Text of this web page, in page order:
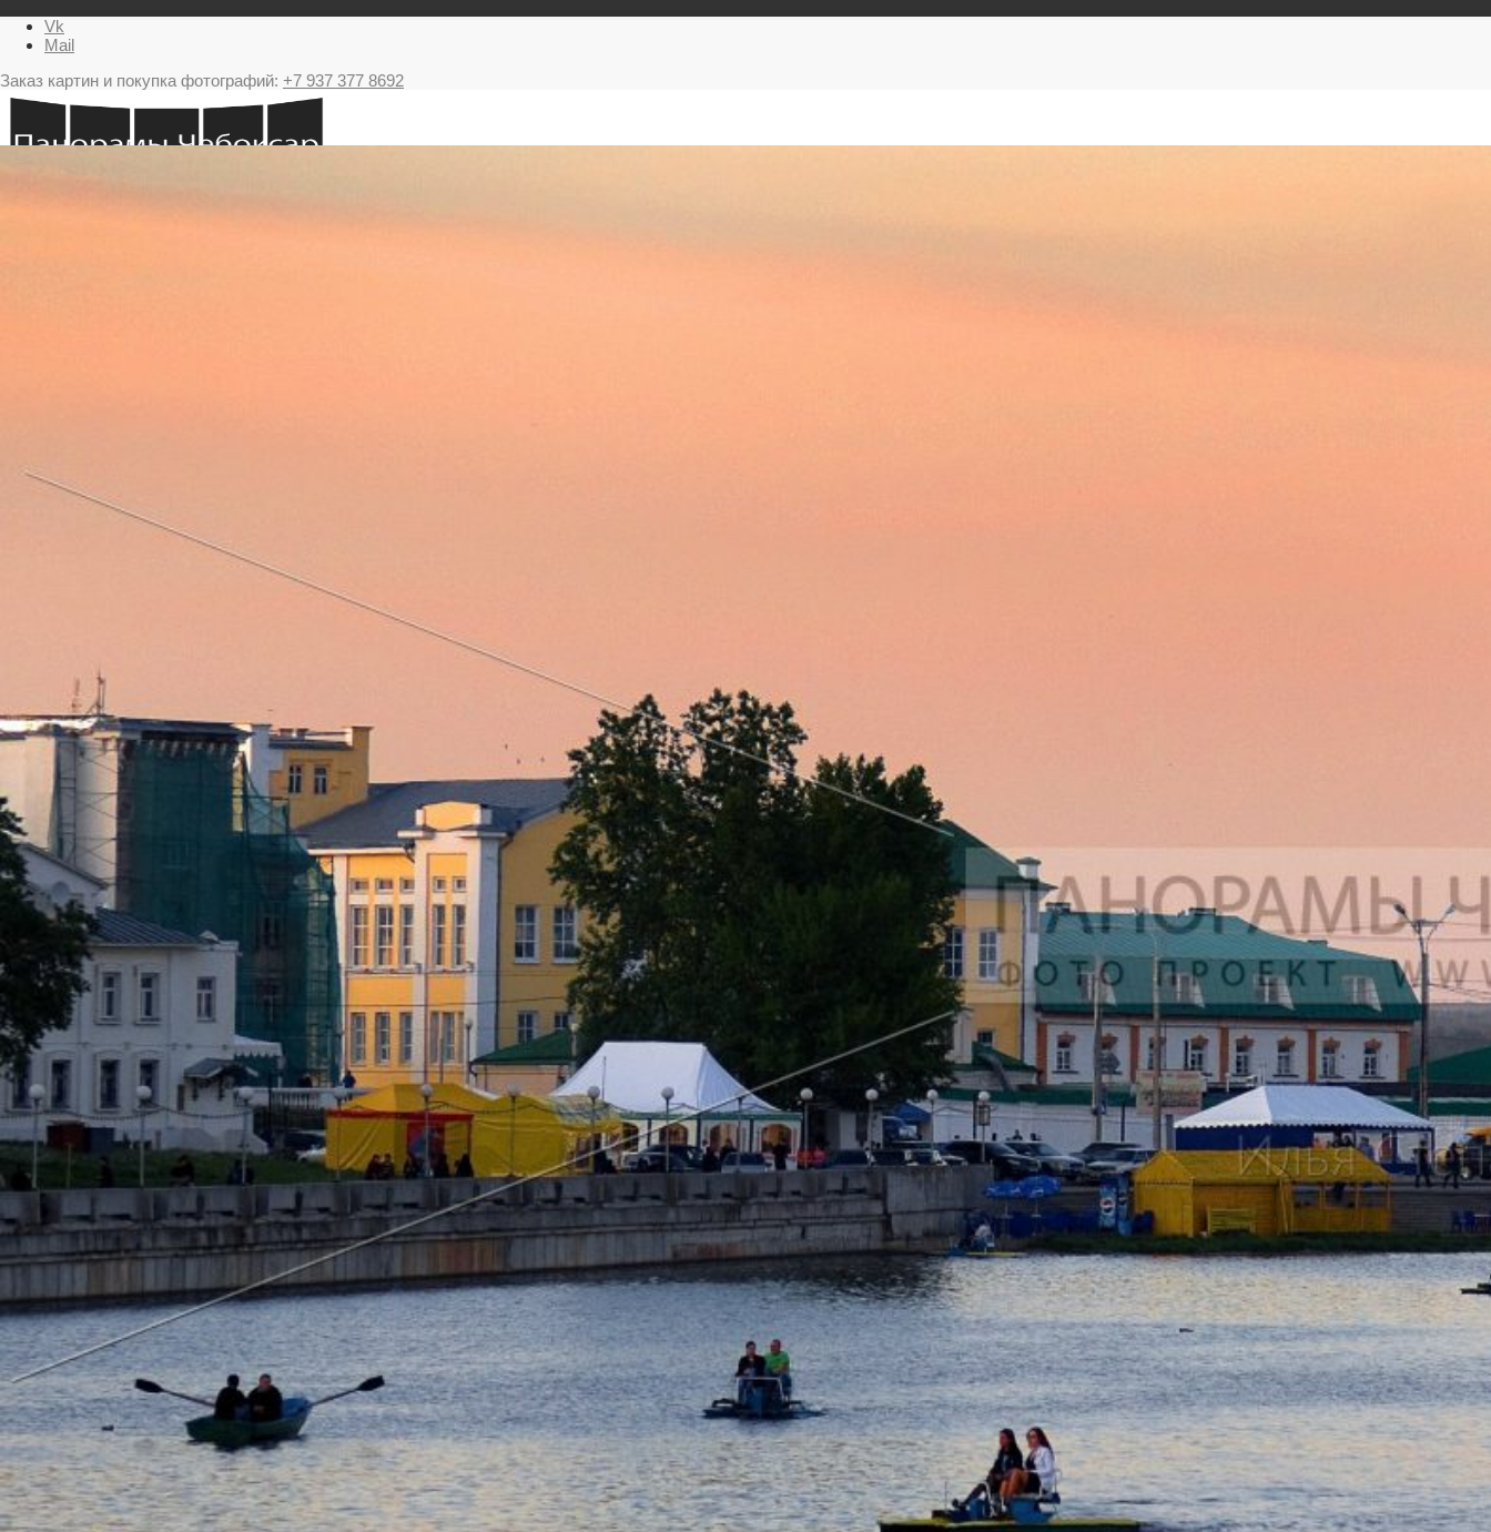
Vk
Mail
Заказ картин и покупка фотографий: +7 937 377 8692
Вечерние Чебоксары
О нас
Авторы
Как купить или заказать фотографию?
Фото чебоксар
Фото Чебоксар, Новочебоксарска и окрестностей
Каталог фотографий Чебоксар Лучшие фотографии Чебоксар и окрестностей по временам года
Погода
Туман
Снег
Радуга
Пасмурно
Облачность
Луна
Дождь
Гроза